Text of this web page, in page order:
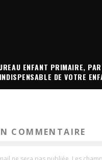
ENFANT PRIMAIRE,
INDISPENSABLE DE VOTRE
COMMENTAIRE